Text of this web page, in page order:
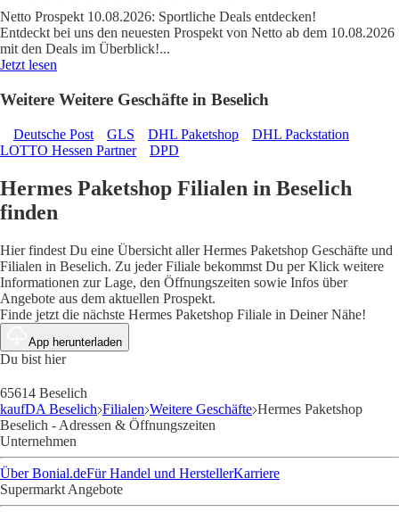
Netto Prospekt 10.08.2026: Sportliche Deals entdecken!
Entdeckt bei uns den neuesten Prospekt von Netto ab dem 10.08.2026
mit den Deals im Überblick!...
Jetzt lesen
Weitere Weitere Geschäfte in Beselich
Deutsche Post GLS DHL Paketshop
DHL Packstation
LOTTO Hessen Partner
DPD
Hermes Paketshop Filialen in Beselich
finden
Hier findest Du eine Übersicht aller Hermes Paketshop Geschäfte und
Filialen in Beselich. Zu jeder Filiale bekommst Du per Klick weitere
Informationen zur Lage, den Öffnungszeiten sowie Infos über
Angebote aus dem aktuellen Prospekt.
Finde jetzt die nächste Hermes Paketshop Filiale in Deiner Nähe!
App herunterladen
Du bist hier
65614 Beselich
kaufDA Beselich Filialen Weitere Geschäfte Hermes Paketshop
Beselich - Adressen & Öffnungszeiten
Unternehmen
Über Bonial.deFür Handel und HerstellerKarriere
Supermarkt Angebote